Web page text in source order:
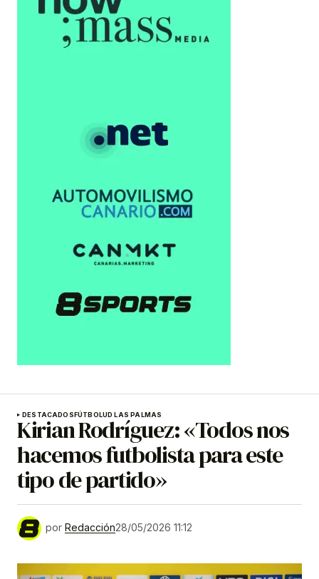
DESTACADOS FÚTBOLUD LAS PALMAS
Kirian Rodríguez: «Todos nos
hacemos futbolista para este
tipo de partido»
por Redacción28/05/2026 11:12